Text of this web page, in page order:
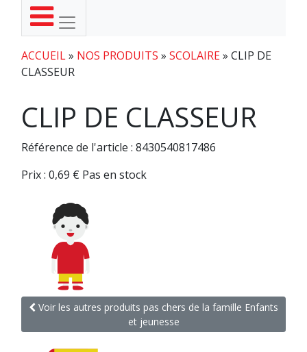
ACCUEIL» NOS PRODUITS » SCOLAIRE» CLIP DE
CLASSEUR
CLIP DE CLASSEUR
Référence de l'article : 8430540817486
Prix : 0,69 € Pas en stock
Voir les autres produits pas chers de la famille Enfants
et jeunesse